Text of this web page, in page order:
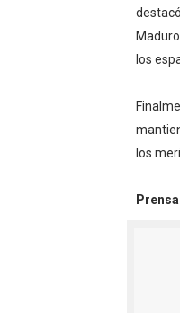
los
los